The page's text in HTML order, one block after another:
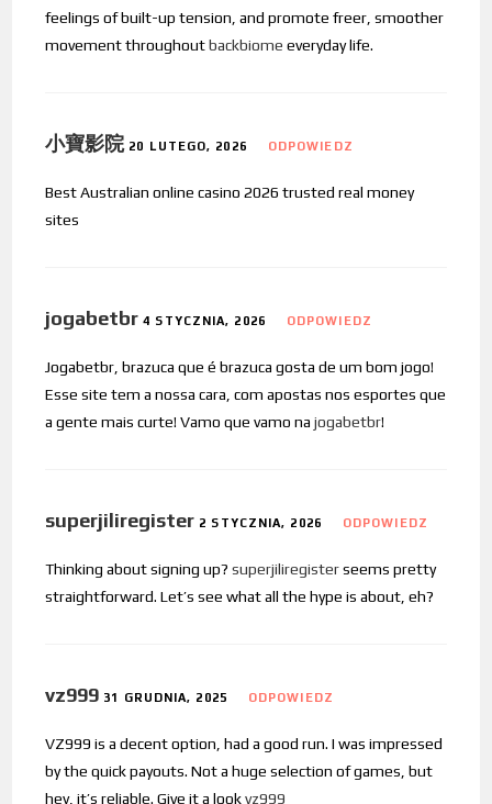
feelings of built-up tension, and promote freer, smoother
movement throughoutbackbiome everyday life.
小寶影院 20 LUTEGO, 2026 ODPOWIEDZ
Best Australian online casino 2026 trusted real money
sites
jogabetbr 4 STYCZNIA, 2026 ODPOWIEDZ
Jogabetbr, brazuca que é brazuca gosta de um bom jogo!
Esse site tem a nossa cara, com apostas nos esportes que
a gente mais curte! Vamo que vamo najogabetbr!
superjiliregister 2 STYCZNIA, 2026 ODPOWIEDZ
Thinking about signing up?superjiliregisterseems pretty
straightforward. Let’s see what all the hype is about, eh?
vz999 31 GRUDNIA, 2025 ODPOWIEDZ
VZ999 is a decent option, had a good run. I was impressed
by the quick payouts. Not a huge selection of games, but
hey, it’s reliable. Give it a lookvz999